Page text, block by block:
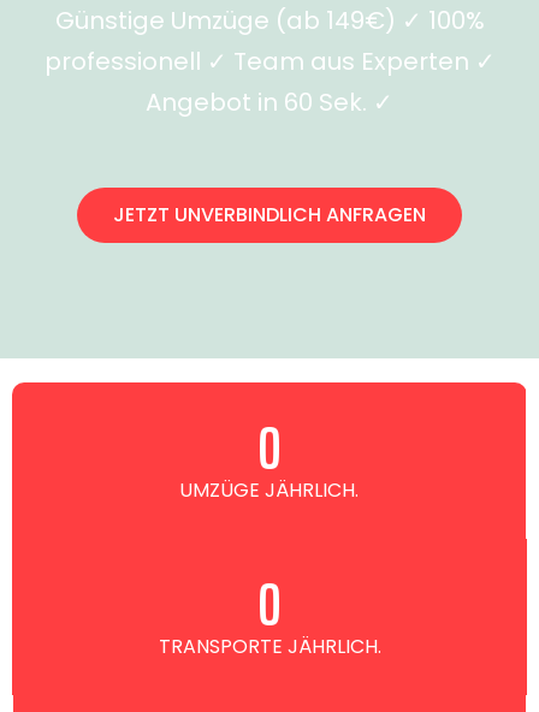
Günstige Umzüge (ab 149€) ✓ 100%
professionell ✓ Team aus Experten ✓
Angebot in 60 Sek. ✓
JETZT UNVERBINDLICH ANFRAGEN
UMZÜGE JÄHRLICH.
0
TRANSPORTE JÄHRLICH.
0